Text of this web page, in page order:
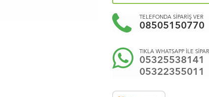
TELEFONDA SİPARİŞ VER
08505150770
TIKLA WHATSAPP İLE
05325538141
05322355011